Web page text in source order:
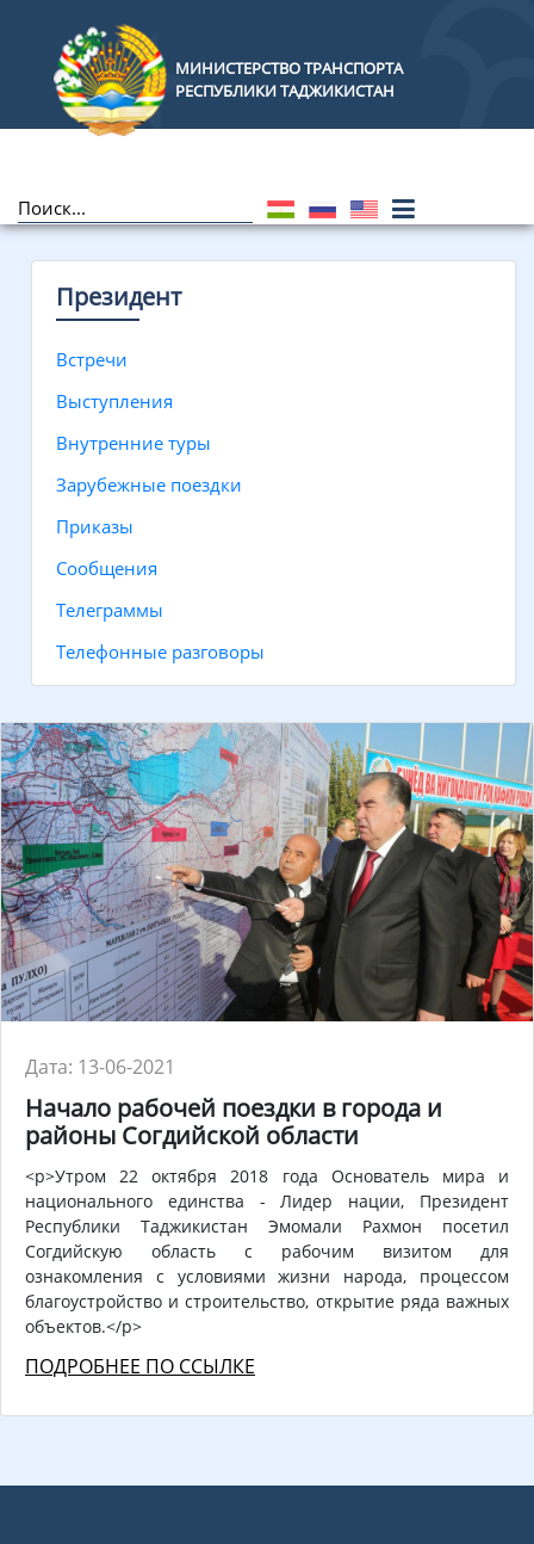
МИНИСТЕРСТВО ТРАНСПОРТА
РЕСПУБЛИКИ ТАДЖИКИСТАН
Президент
Встречи
Выступления
Внутренние туры
Зарубежные поездки
Приказы
Сообщения
Телеграммы
Телефонные разговоры
Дата: 13-06-2021
Начало рабочей поездки в города и
районы Согдийской области
<p>Утром 22 октября 2018 года Основатель мира и
национального единства - Лидер нации, Президент
Республики Таджикистан Эмомали Рахмон посетил
Согдийскую область с рабочим визитом для
ознакомления с условиями жизни народа, процессом
благоустройство и строительство, открытие ряда важных
объектов.</p>
ПОДРОБНЕЕ ПО ССЫЛКЕ